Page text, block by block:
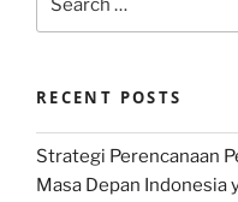
for:
RECENT POSTS
Strategi Perencanaan
Masa Depan Indonesia